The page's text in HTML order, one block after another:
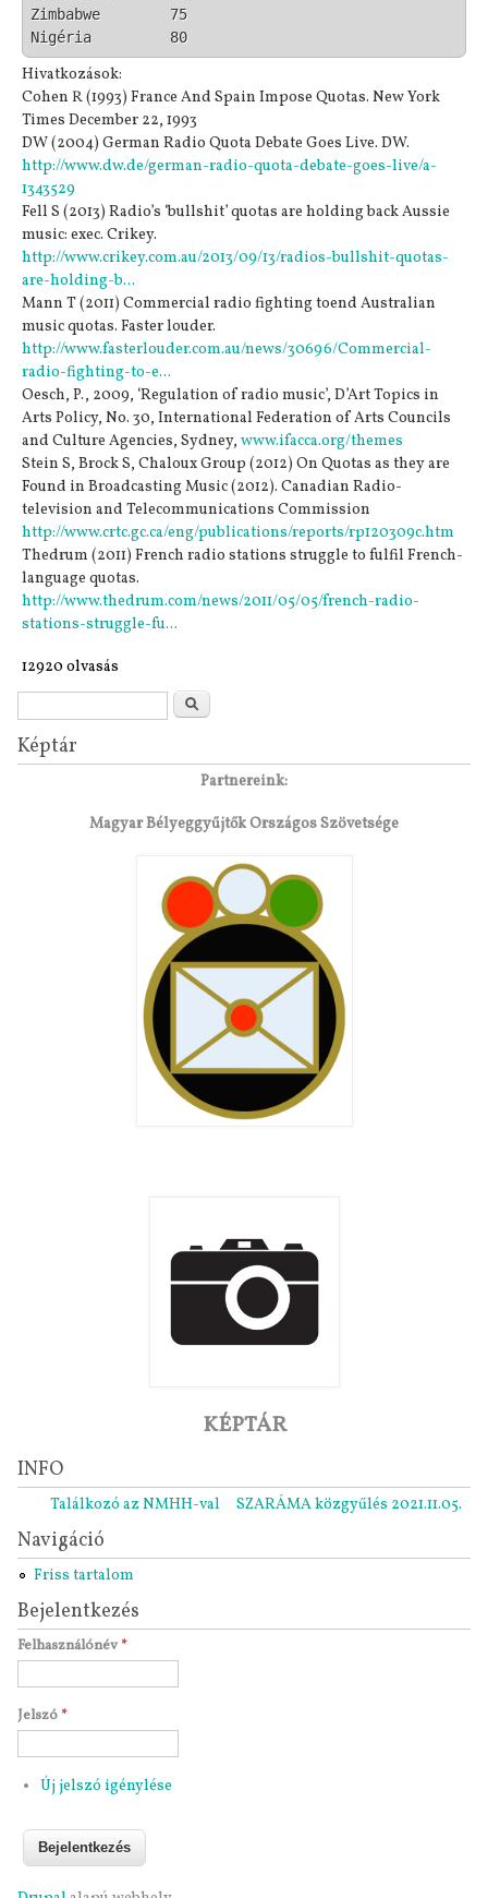
Zimbabwe	75
Hivatkozások:
Cohen R (1993) France And Spain Impose Quotas. New York
Times December 22, 1993
DW (2004) German Radio Quota Debate Goes Live. DW.
http://www.dw.de/german-radio-quota-debate-goes-live/a-
1343529
Fell S (2013) Radio’s ‘bullshit’ quotas are holding back Aussie
music: exec. Crikey.
http://www.crikey.com.au/2013/09/13/radios-bullshit-quotas-
are-holding-b...
Mann T (2011) Commercial radio fighting toend Australian
music quotas. Faster louder.
http://www.fasterlouder.com.au/news/30696/Commercial-
radio-fighting-to-e...
Oesch, P., 2009, ‘Regulation of radio music’, D’Art Topics in
Arts Policy, No. 30, International Federation of Arts Councils
and Culture Agencies, Sydney, www.ifacca.org/themes
Stein S, Brock S, Chaloux Group (2012) On Quotas as they are
Found in Broadcasting Music (2012). Canadian Radio-
television and Telecommunications Commission
http://www.crtc.gc.ca/eng/publications/reports/rp120309c.htm
Thedrum (2011) French radio stations struggle to fulfil French-
language quotas.
http://www.thedrum.com/news/2011/05/05/french-radio-
stations-struggle-fu...
12920 olvasás
Keresés
Képtár
Partnereink:
Magyar Bélyeggyűjtők Országos Szövetsége
KÉPTÁR
INFO
Találkozó az NMHH-val SZARÁMA közgyűlés 2021.11.05.
Navigáció
Friss tartalom
Bejelentkezés
Felhasználónév *
Jelszó *
Új jelszó igénylése